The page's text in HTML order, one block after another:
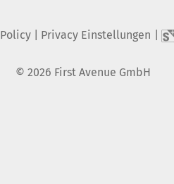
| Privacy Einstellungen
© 2026 First Avenue GmbH